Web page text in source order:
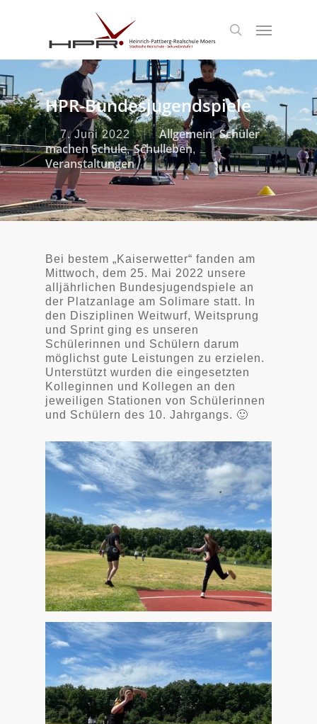
t
o
m
a
i
n
c
o
n
t
e
n
search
Menu
HPR-Bundesjugendspiele
7. Juni 2022 Allgemein,Schüler
machen Schule,Schulleben,
Veranstaltungen
Bei bestem „Kaiserwetter“ fanden am
Mittwoch, dem 25. Mai 2022 unsere
alljährlichen Bundesjugendspiele an
der Platzanlage am Solimare statt.
In
den Disziplinen Weitwurf, Weitsprung
und Sprint ging es unseren
Schülerinnen und Schülern darum
möglichst gute Leistungen zu erzielen.
Unterstützt wurden die eingesetzten
Kolleginnen und Kollegen an den
jeweiligen Stationen von Schülerinnen
und Schülern des 10. Jahrgangs. 🙂